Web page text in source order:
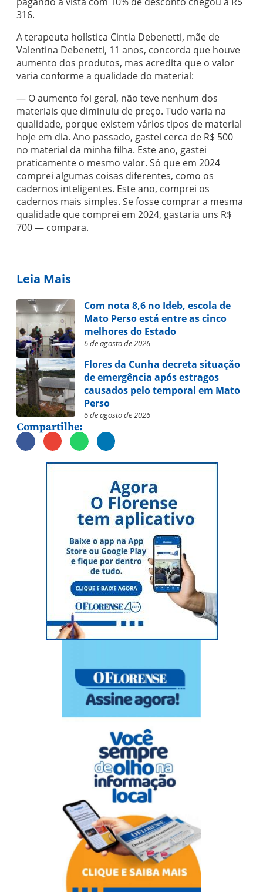
316.
A terapeuta holística Cintia Debenetti, mãe de
Valentina Debenetti, 11 anos, concorda que houve
aumento dos produtos, mas acredita que o valor
varia conforme a qualidade do material:
— O aumento foi geral, não teve nenhum dos
materiais que diminuiu de preço. Tudo varia na
qualidade, porque existem vários tipos de material
hoje em dia. Ano passado, gastei cerca de R$ 500
no material da minha filha. Este ano, gastei
praticamente o mesmo valor. Só que em 2024
comprei algumas coisas diferentes, como os
cadernos inteligentes. Este ano, comprei os
cadernos mais simples. Se fosse comprar a mesma
qualidade que comprei em 2024, gastaria uns R$
700 — compara.
Leia Mais
Com nota 8,6 no Ideb, escola de
Mato Perso está entre as cinco
melhores do Estado
6 de agosto de 2026
Flores da Cunha decreta situação
de emergência após estragos
causados pelo temporal em Mato
Perso
6 de agosto de 2026
Compartilhe: